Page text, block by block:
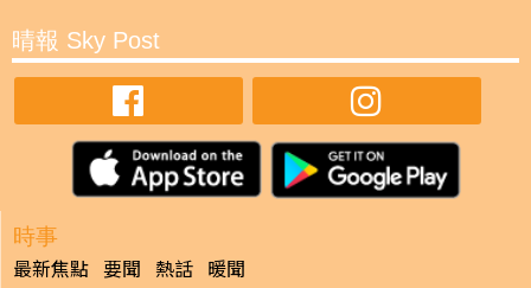
晴報 Sky Post
時事
最新焦點 要聞 熱話 暖聞